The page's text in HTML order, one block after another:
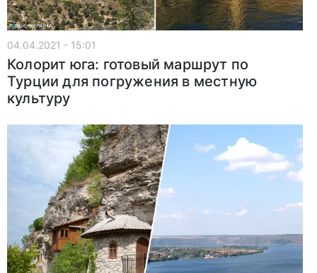
04.04.2021 - 15:01
Колорит юга: готовый маршрут по
Турции для погружения в местную
культуру